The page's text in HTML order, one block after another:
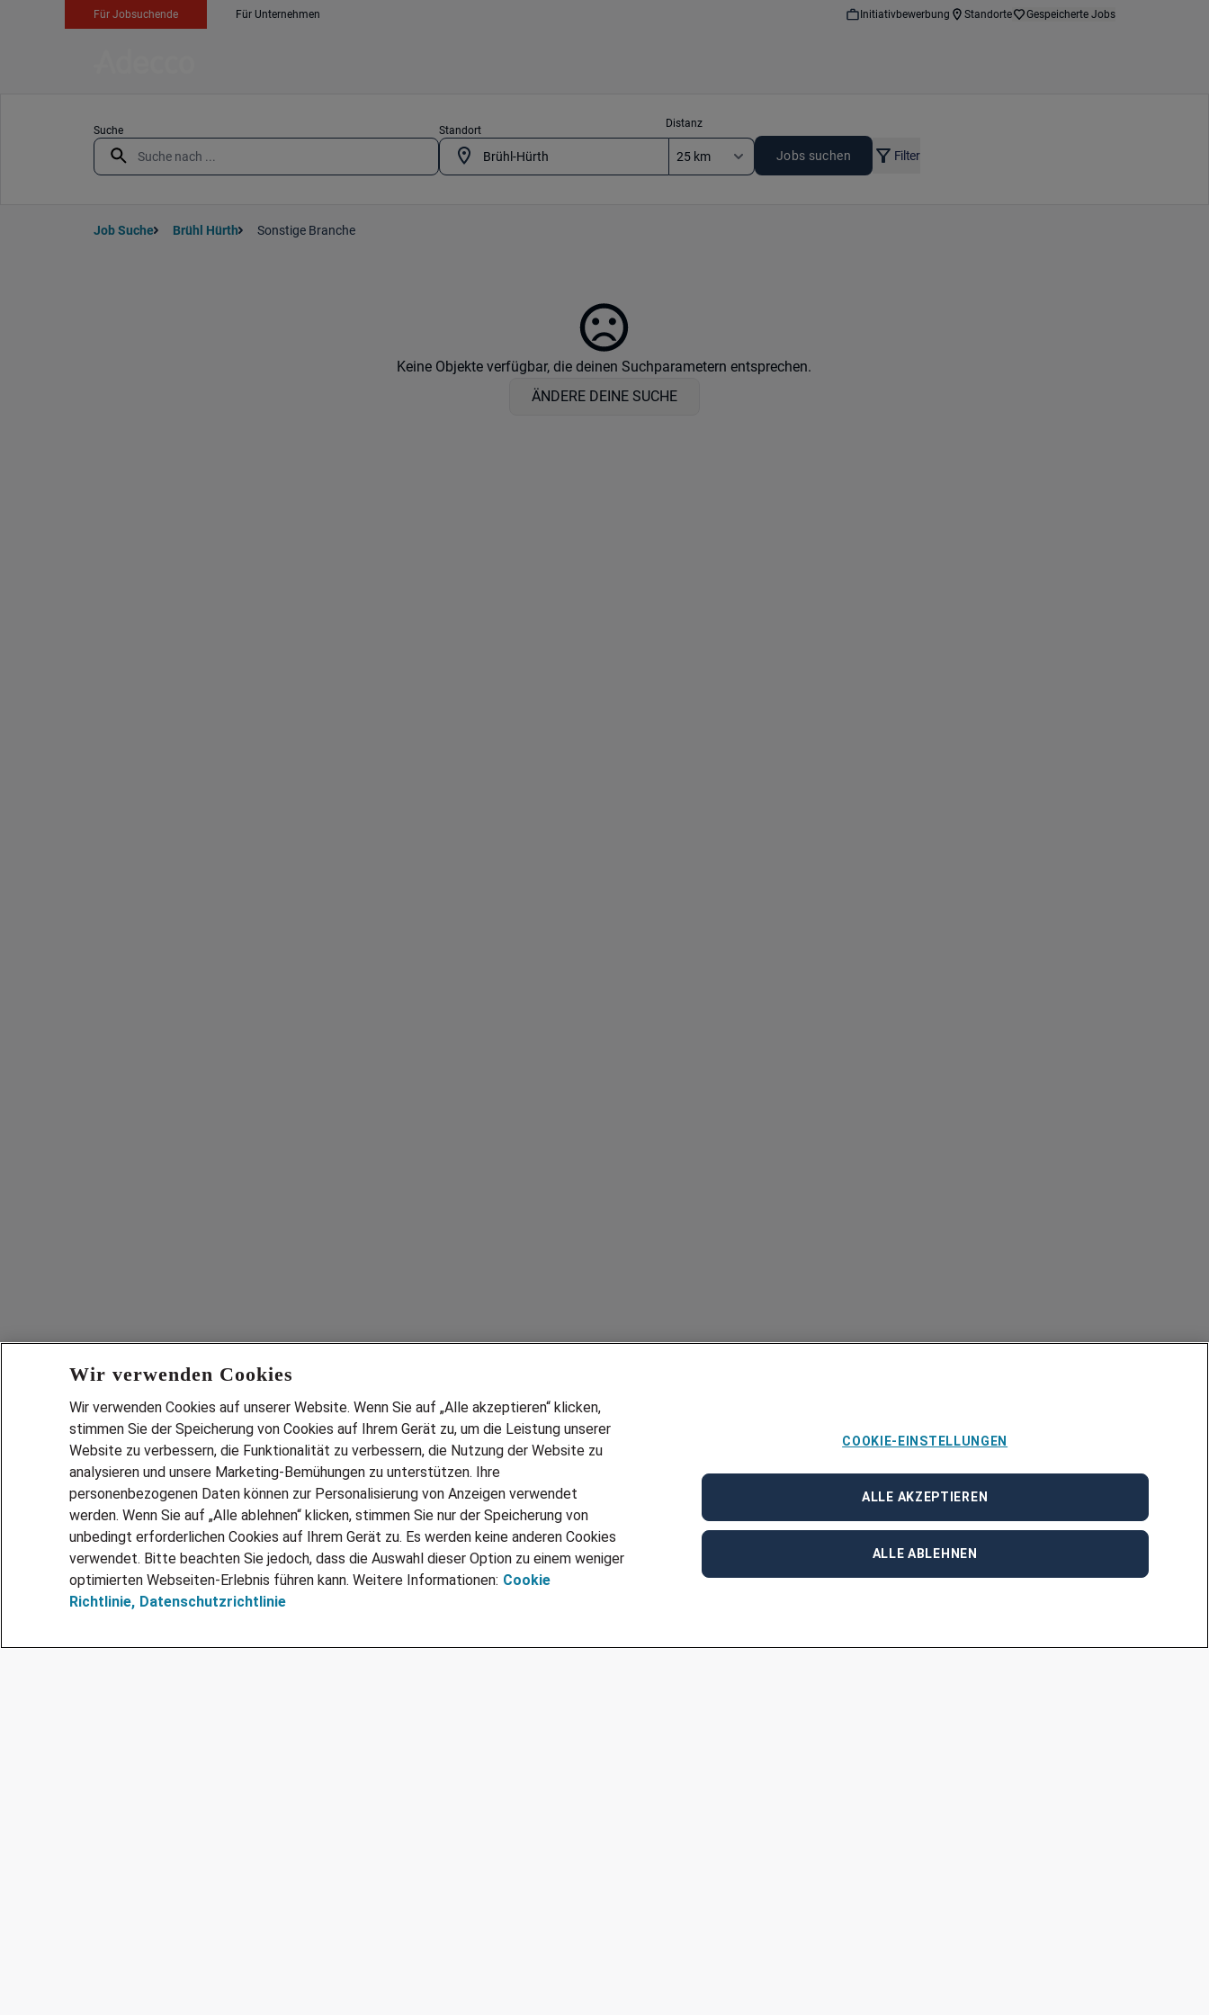
Für Jobsuchende Für Unternehmen Initiativbewerbung Standorte Gespeicherte Jobs
Suche Standort
Distanz
Jobs suchen Filter
Job Suche Brühl Hürth Sonstige Branche
Keine Objekte verfügbar, die deinen Suchparametern entsprechen.
ÄNDERE DEINE SUCHE
Wir verwenden Cookies
Wir verwenden Cookies auf unserer Website. Wenn Sie auf „Alle akzeptieren“ klicken,
stimmen Sie der Speicherung von Cookies auf Ihrem Gerät zu, um die Leistung unserer
Website zu verbessern, die Funktionalität zu verbessern, die Nutzung der Website zu
analysieren und unsere Marketing-Bemühungen zu unterstützen. Ihre
personenbezogenen Daten können zur Personalisierung von Anzeigen verwendet
werden. Wenn Sie auf „Alle ablehnen“ klicken, stimmen Sie nur der Speicherung von
unbedingt erforderlichen Cookies auf Ihrem Gerät zu. Es werden keine anderen Cookies
verwendet. Bitte beachten Sie jedoch, dass die Auswahl dieser Option zu einem weniger
optimierten Webseiten-Erlebnis führen kann. Weitere Informationen: Cookie
Richtlinie, Datenschutzrichtlinie
COOKIE-EINSTELLUNGEN
ALLE ABLEHNEN
ALLE AKZEPTIEREN